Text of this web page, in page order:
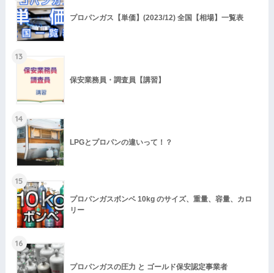
プロパンガス【単価】(2023/12) 全国【相場】一覧表
13
保安業務員・調査員【講習】
14
LPGとプロパンの違いって！？
15
プロパンガスボンベ 10kg のサイズ、重量、容量、カロ
リー
16
プロパンガスの圧力 と ゴールド保安認定事業者